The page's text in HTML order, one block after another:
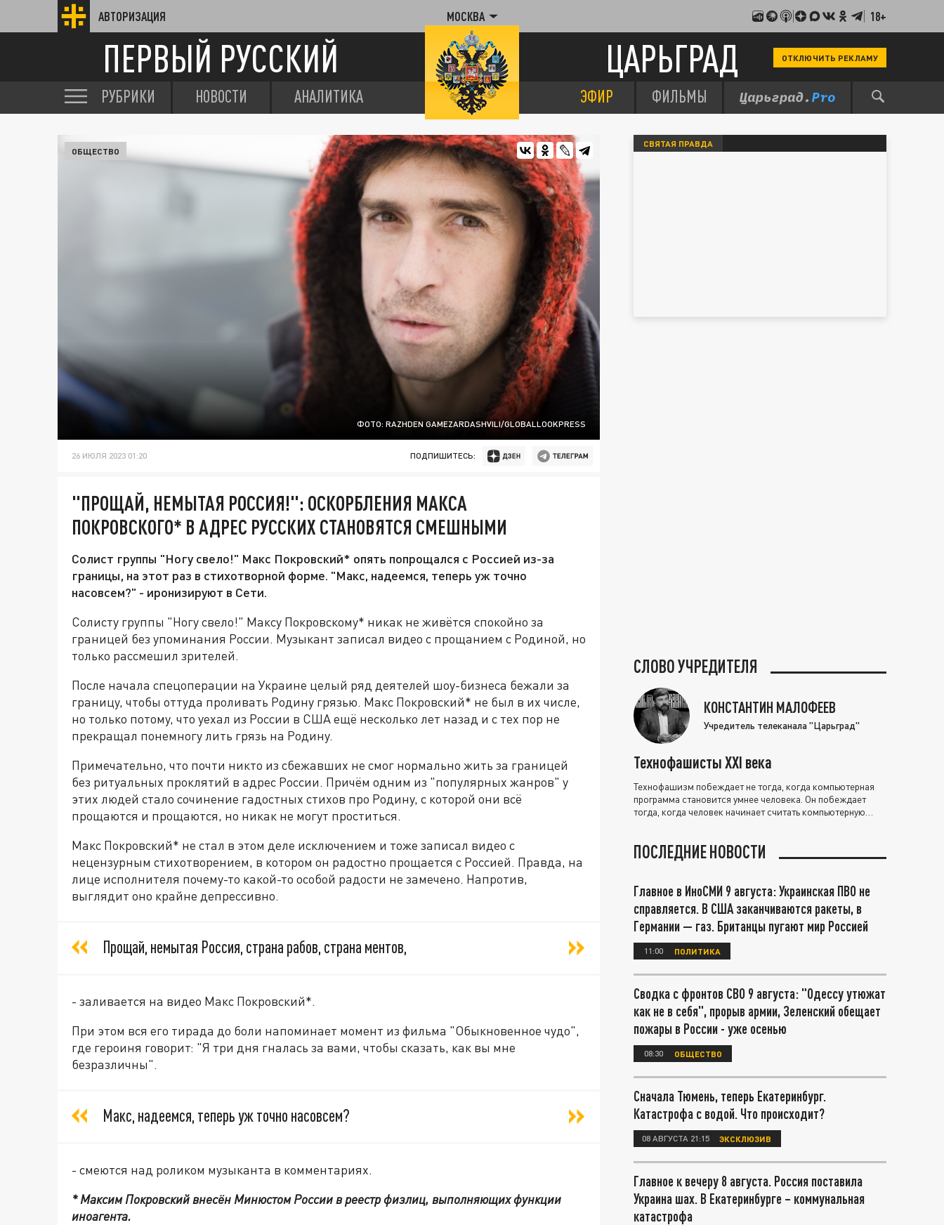
АВТОРИЗАЦИЯ МОСКВА 18+
ПЕРВЫЙ РУССКИЙ ЦАРЬГРАД ОТКЛЮЧИТЬ РЕКЛАМУ
РУБРИКИ НОВОСТИ АНАЛИТИКА ЭФИР ФИЛЬМЫ
ФОТО: RAZHDEN GAMEZARDASHVILI/GLOBALLOOKPRESS
ОБЩЕСТВО
26 ИЮЛЯ 2023 01:20 ПОДПИШИТЕСЬ:
"ПРОЩАЙ, НЕМЫТАЯ РОССИЯ!": ОСКОРБЛЕНИЯ МАКСА
ПОКРОВСКОГО* В АДРЕС РУССКИХ СТАНОВЯТСЯ СМЕШНЫМИ
Солист группы "Ногу свело!" Макс Покровский* опять попрощался с Россией из-за
границы, на этот раз в стихотворной форме. "Макс, надеемся, теперь уж точно
насовсем?" - иронизируют в Сети.
Солисту группы "Ногу свело!" Максу Покровскому* никак не живётся спокойно за
границей без упоминания России. Музыкант записал видео с прощанием с Родиной, но
только рассмешил зрителей.
После начала спецоперации на Украине целый ряд деятелей шоу-бизнеса бежали за
границу, чтобы оттуда проливать Родину грязью. Макс Покровский* не был в их числе,
но только потому, что уехал из России в США ещё несколько лет назад и с тех пор не
прекращал понемногу лить грязь на Родину.
Примечательно, что почти никто из сбежавших не смог нормально жить за границей
без ритуальных проклятий в адрес России. Причём одним из "популярных жанров" у
этих людей стало сочинение гадостных стихов про Родину, с которой они всё
прощаются и прощаются, но никак не могут проститься.
Макс Покровский* не стал в этом деле исключением и тоже записал видео с
нецензурным стихотворением, в котором он радостно прощается с Россией. Правда, на
лице исполнителя почему-то какой-то особой радости не замечено. Напротив,
выглядит оно крайне депрессивно.
Прощай, немытая Россия, страна рабов, страна ментов,
- заливается на видео Макс Покровский*.
При этом вся его тирада до боли напоминает момент из фильма "Обыкновенное чудо",
где героиня говорит: "Я три дня гналась за вами, чтобы сказать, как вы мне
безразличны".
Макс, надеемся, теперь уж точно насовсем?
- смеются над роликом музыканта в комментариях.
* Максим Покровский внесён Минюстом России в реестр физлиц, выполняющих функции
иноагента.
СВЯТАЯ ПРАВДА
СЛОВО УЧРЕДИТЕЛЯ
КОНСТАНТИН МАЛОФЕЕВ
Учредитель телеканала "Царьград"
Технофашисты XXI века
Технофашизм побеждает не тогда, когда компьютерная
программа становится умнее человека. Он побеждает
тогда, когда человек начинает считать компьютерную
ПОСЛЕДНИЕ НОВОСТИ
Главное в ИноСМИ 9 августа: Украинская ПВО не
справляется. В США заканчиваются ракеты, в
Германии — газ. Британцы пугают мир Россией
11:00 ПОЛИТИКА
Сводка с фронтов СВО 9 августа: "Одессу утюжат
как не в себя", прорыв армии, Зеленский обещает
пожары в России - уже осенью
08:30 ОБЩЕСТВО
Сначала Тюмень, теперь Екатеринбург.
Катастрофа с водой. Что происходит?
08 АВГУСТА 21:15 ЭКСКЛЮЗИВ
Главное к вечеру 8 августа. Россия поставила
Украина шах. В Екатеринбурге – коммунальная
катастрофа